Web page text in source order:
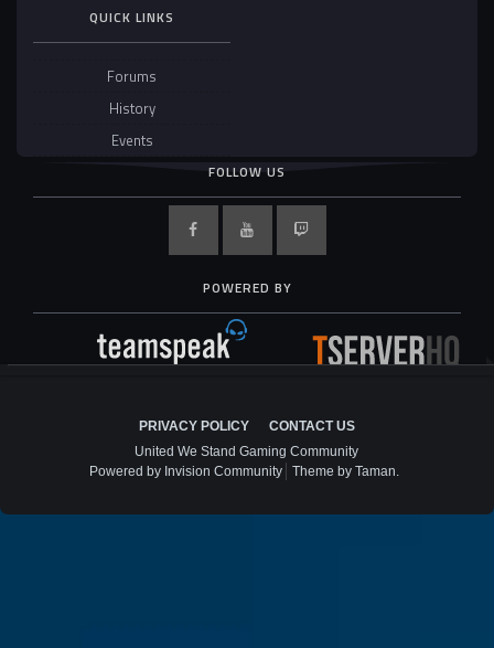
QUICK LINKS
Forums
History
Events
FOLLOW US
POWERED BY
PRIVACY POLICY
CONTACT US
United We Stand Gaming Community
Powered by Invision Community
Theme by Taman.